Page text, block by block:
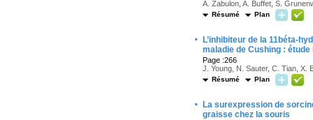
A. Zabulon, A. Buffet, S.
Résumé Plan
·
L’inhibiteur de la 11béta-
maladie de Cushing :
Page :266
J. Young, N. Sauter, C. Tian, X.
Résumé Plan
·
La surexpression de
graisse chez la souris